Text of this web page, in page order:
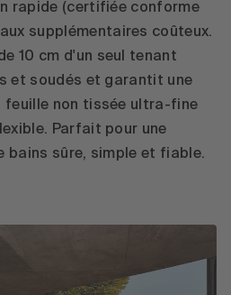
rapide (certifiée conforme
supplémentaires coûteux.
10 cm d'un seul tenant
et soudés et garantit une
feuille non tissée ultra-fine
Parfait pour une
bains sûre, simple et fiable.